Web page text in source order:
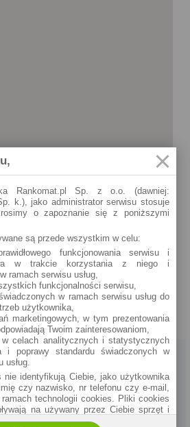
Dla firm
Konta firmowe
Leasingi
Inne
Rankomat.pl Sp. z o.o. (dawniej:
k.), jako administrator serwisu stosuje
o zapoznanie się z poniższymi
są przede wszystkim w celu:
funkcjonowania serwisu i
w trakcie korzystania z niego i
ramach serwisu usług,
funkcjonalności serwisu,
w ramach serwisu usług do
użytkownika,
marketingowych, w tym prezentowania
Twoim zainteresowaniom,
w celach analitycznych i statystycznych
i poprawy standardu świadczonych w
usług.
identyfikują Ciebie, jako użytkownika
czy nazwisko, nr telefonu czy e-mail,
technologii cookies. Pliki cookies
na używany przez Ciebie sprzęt i